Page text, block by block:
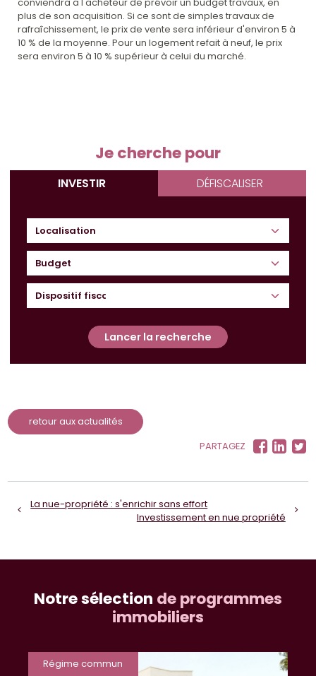
plus de son acquisition. Si ce sont de simples travaux de
rafraîchissement, le prix de vente sera inférieur d'environ 5 à
10 % de la moyenne. Pour un logement refait à neuf, le prix
sera environ 5 à 10 % supérieur à celui du marché.
Je cherche pour
INVESTIR DÉFISCALISER
Budget
Lancer la recherche
retour aux actualités
PARTAGEZ
La nue-propriété : s'enrichir sans effort
Investissement en nue propriété
Notre sélection de programmes
immobiliers
Régime commun